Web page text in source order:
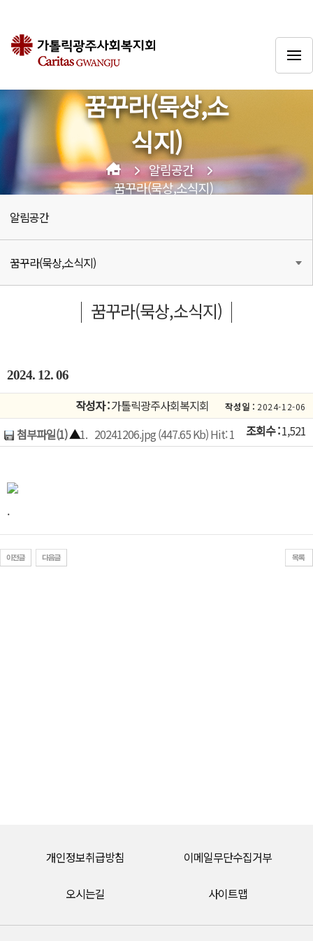
꿈꾸라(묵상,소
식지)
알림공간
꿈꾸라(묵상,소식지)
알림공간
꿈꾸라(묵상,소식지)
꿈꾸라(묵상,소식지)
2024. 12. 06
작성자 :가톨릭광주사회복지회 작성일 : 2024-12-06
조회수 :1,521
첨부파일(1)▲1. 20241206.jpg (447.65 Kb) Hit: 1
.
개인정보취급방침 이메일무단수집거부
오시는길 사이트맵